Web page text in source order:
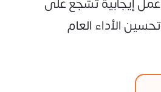
الأداء العام